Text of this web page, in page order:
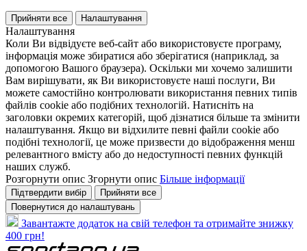
Прийняти все Налаштування
Налаштування
Коли Ви відвідуєте веб-сайт або використовуєте програму,
інформація може збиратися або зберігатися (наприклад, за
допомогою Вашого браузера). Оскільки ми хочемо залишити
Вам вирішувати, як Ви використовуєте наші послуги, Ви
можете самостійно контролювати використання певних типів
файлів cookie або подібних технологій. Натисніть на
заголовки окремих категорій, щоб дізнатися більше та змінити
налаштування. Якщо ви відхилите певні файли cookie або
подібні технології, це може призвести до відображення менш
релевантного вмісту або до недоступності певних функцій
наших служб.
Розгорнути опис Згорнути опис Більше інформації
Підтвердити вибір
Прийняти все
Повернутися до налаштувань
Завантажте додаток на свій телефон та отримайте знижку
400 грн!